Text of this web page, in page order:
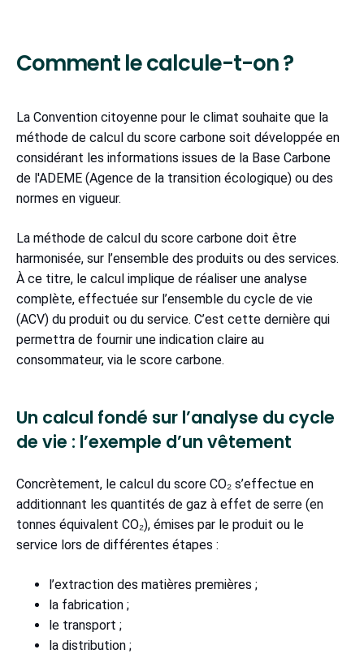
Comment le calcule-t-on ?
La Convention citoyenne pour le climat souhaite que la
méthode de calcul du score carbone soit développée en
considérant les informations issues de la Base Carbone
de l'ADEME (Agence de la transition écologique) ou des
normes en vigueur.
La méthode de calcul du score carbone doit être
harmonisée, sur l’ensemble des produits ou des services.
À ce titre, le calcul implique de réaliser une analyse
complète, effectuée sur l’ensemble du cycle de vie
(ACV) du produit ou du service. C’est cette dernière qui
permettra de fournir une indication claire au
consommateur, via le score carbone.
Un calcul fondé sur l’analyse du cycle
de vie : l’exemple d’un vêtement
Concrètement, le calcul du score CO₂ s’effectue en
additionnant les quantités de gaz à effet de serre (en
tonnes équivalent CO₂), émises par le produit ou le
service lors de différentes étapes :
l’extraction des matières premières ;
la fabrication ;
le transport ;
la distribution ;